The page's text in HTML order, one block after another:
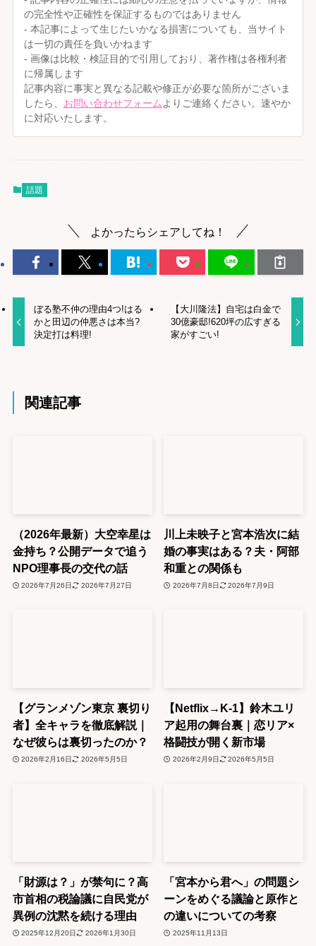
の完全性や正確性を保証するものではありません
- 本記事によって生じたいかなる損害についても、当サイト
は一切の責任を負いかねます
- 画像は比較・検証目的で引用しており、著作権は各権利者
に帰属します
記事内容に事実と異なる記載や修正が必要な箇所がございま
したら、 お問い合わせフォーム よりご連絡ください。速やか
に対応いたします。
話題
よかったらシェアしてね！
ぼる塾不仲の理由4つ!はる
かと田辺の仲悪さは本当?
決定打は料理!
【大川隆法】自宅は白金で
30億豪邸!620坪の広すぎる
家がすごい!
関連記事
（2026年最新）大空幸星は
金持ち？公開データで追う
NPO理事長の交代の話
2026年7月26日 2026年7月27日
川上未映子と宮本浩次に結
婚の事実はある？夫・阿部
和重との関係も
2026年7月8日 2026年7月9日
【グランメゾン東京 裏切り
者】全キャラを徹底解説｜
なぜ彼らは裏切ったのか？
2026年2月16日 2026年5月5日
【Netflix→K-1】鈴木ユリ
ア起用の舞台裏｜恋リア×
格闘技が開く新市場
2026年2月9日 2026年5月5日
「財源は？」が禁句に？高
市首相の税論議に自民党が
異例の沈黙を続ける理由
2025年12月20日 2026年1月30日
「宮本から君へ」の問題シ
ーンをめぐる議論と原作と
の違いについての考察
2025年11月13日